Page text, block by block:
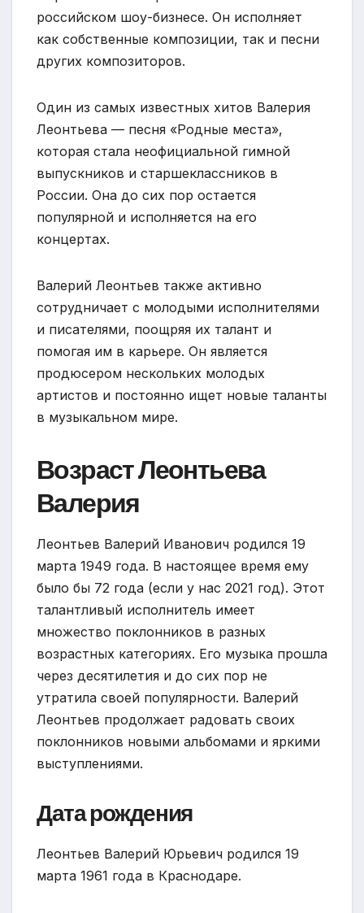
российском шоу-бизнесе. Он исполняет
как собственные композиции, так и песни
других композиторов.
Один из самых известных хитов Валерия
Леонтьева — песня «Родные места»,
которая стала неофициальной гимной
выпускников и старшеклассников в
России. Она до сих пор остается
популярной и исполняется на его
концертах.
Валерий Леонтьев также активно
сотрудничает с молодыми исполнителями
и писателями, поощряя их талант и
помогая им в карьере. Он является
продюсером нескольких молодых
артистов и постоянно ищет новые таланты
в музыкальном мире.
Возраст Леонтьева
Валерия
Леонтьев Валерий Иванович родился 19
марта 1949 года. В настоящее время ему
было бы 72 года (если у нас 2021 год). Этот
талантливый исполнитель имеет
множество поклонников в разных
возрастных категориях. Его музыка прошла
через десятилетия и до сих пор не
утратила своей популярности. Валерий
Леонтьев продолжает радовать своих
поклонников новыми альбомами и яркими
выступлениями.
Дата рождения
Леонтьев Валерий Юрьевич родился 19
марта 1961 года в Краснодаре.